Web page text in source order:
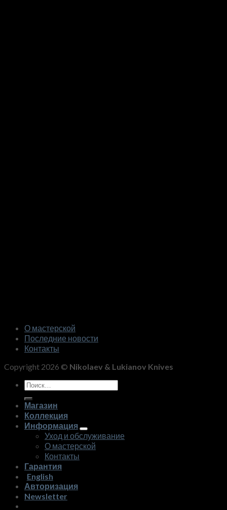
О мастерской
Последние новости
Контакты
Copyright 2026 © Nikolaev & Lukianov Knives
Искать:
Магазин
Коллекция
Информация
Уход и обслуживание
О мастерской
Контакты
Гарантия
English
Авторизация
Newsletter